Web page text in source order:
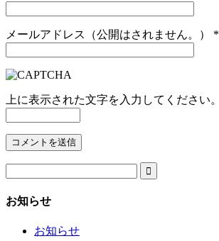
メールアドレス（公開はされません。） *
上に表示された文字を入力してください。

お知らせ
お知らせ